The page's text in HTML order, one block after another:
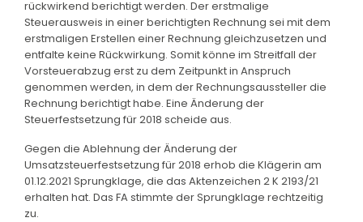
rückwirkend berichtigt werden. Der erstmalige
Steuerausweis in einer berichtigten Rechnung sei mit dem
erstmaligen Erstellen einer Rechnung gleichzusetzen und
entfalte keine Rückwirkung. Somit könne im Streitfall der
Vorsteuerabzug erst zu dem Zeitpunkt in Anspruch
genommen werden, in dem der Rechnungsaussteller die
Rechnung berichtigt habe. Eine Änderung der
Steuerfestsetzung für 2018 scheide aus.
Gegen die Ablehnung der Änderung der
Umsatzsteuerfestsetzung für 2018 erhob die Klägerin am
01.12.2021 Sprungklage, die das Aktenzeichen 2 K 2193/21
erhalten hat. Das FA stimmte der Sprungklage rechtzeitig
zu.